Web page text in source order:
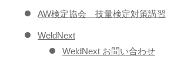
AW検定協会 技量検定対策講習
WeldNext
WeldNext お問い合わせ